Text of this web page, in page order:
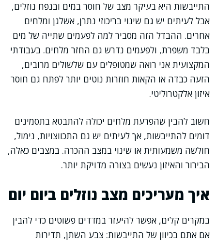
התייבשות היא בעיקר מצב של חוסר במים ובנפח נוזלים,
אבל לעיתים יש גם שינוי בריכוזי נתרן, אשלגן ומלחים
אחרים. ההבדל הזה מסביר למה לפעמים שתייה של מים
בלבד משפרת, ולפעמים נדרש גם החזר מלחים. בעבודתי
המקצועית אני רואה שמטופלים עם שלשולים מרובים,
הזעה כבדה או הקאות חוזרות נוטים יותר לפתח גם חוסר
איזון אלקטרוליטי.
חשוב להבין שהפרעת מלחים יכולה להתבטא בתסמינים
דומים להתייבשות, אך לעיתים יש גם התכווצויות, נימול,
חולשה משמעותית או שינוי במצב ההכרה. במצבים כאלה,
הבירור והאיזון נעשים בצורה מדויקת יותר.
איך מעריכים מצב נוזלים ביום יום
במקרים קלים, אפשר להיעזר במדדים פשוטים כדי להבין
אם אתם בכיוון של התייבשות: צבע השתן, תדירות